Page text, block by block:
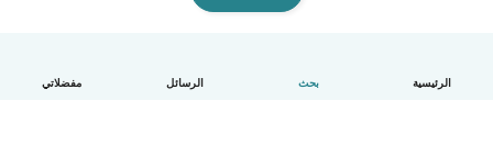
الرئيسية بحث الرسائل مفضلاتي